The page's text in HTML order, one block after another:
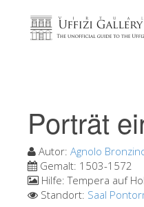
Home
Besucher
Kontakt
Die
Porträt
Autor: Agnolo
Gemalt: 1503-1572
Hilfe:Tempera auf
Standort: Saal